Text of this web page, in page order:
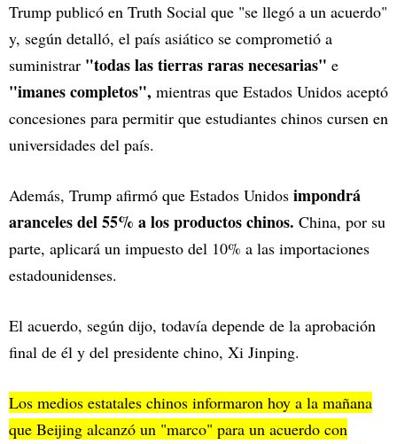
Trump publicó en Truth Social que "se llegó a un acuerdo"
y, según detalló, el país asiático se comprometió a
suministrar "todas las tierras raras necesarias" e
"imanes completos", mientras que Estados Unidos aceptó
concesiones para permitir que estudiantes chinos cursen en
universidades del país.
Además, Trump afirmó que Estados Unidos impondrá
aranceles del 55% a los productos chinos. China, por su
parte, aplicará un impuesto del 10% a las importaciones
estadounidenses.
El acuerdo, según dijo, todavía depende de la aprobación
final de él y del presidente chino, Xi Jinping.
Los medios estatales chinos informaron hoy a la mañana
que Beijing alcanzó un "marco" para un acuerdo con